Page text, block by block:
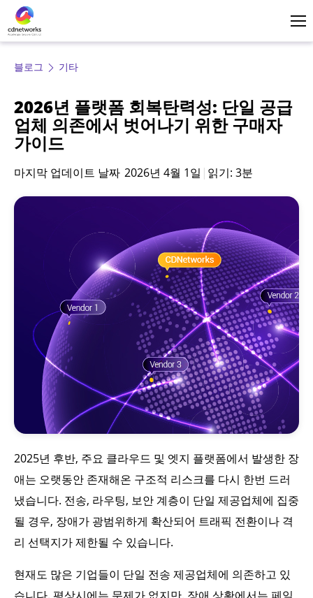
블로그 기타
2026년 플랫폼 회복탄력성: 단일 공급
업체 의존에서 벗어나기 위한 구매자
가이드
마지막 업데이트 날짜 2026년 4월 1일 | 읽기: 3분
2025년 후반, 주요 클라우드 및 엣지 플랫폼에서 발생한 장
애는 오랫동안 존재해온 구조적 리스크를 다시 한번 드러
냈습니다. 전송, 라우팅, 보안 계층이 단일 제공업체에 집중
될 경우, 장애가 광범위하게 확산되어 트래픽 전환이나 격
리 선택지가 제한될 수 있습니다.
현재도 많은 기업들이 단일 전송 제공업체에 의존하고 있